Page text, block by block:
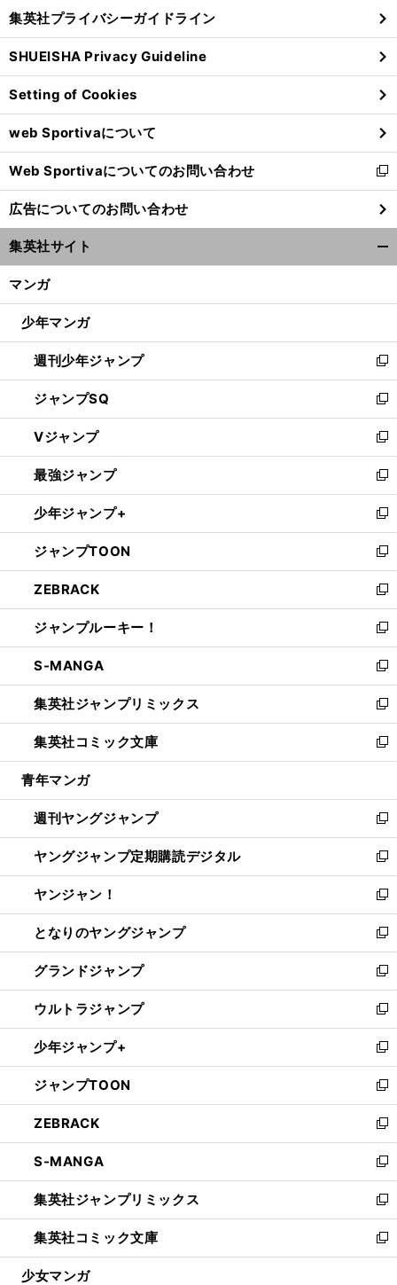
る
い
ウ
ィ
ン
ド
ウ
で
開
く
集英社プライバシーガイドライン
SHUEISHA Privacy Guideline
Setting of Cookies
web Sportivaについて
Web Sportivaについてのお問い合わせ
新
し
い
ウ
ィ
ン
ウ
開
く
広告についてのお問い合わせ
集英社サイト
マンガ
少年マンガ
週刊少年ジャンプ
新
し
い
ウ
ィ
ン
ド
ウ
で
開
く
ジャンプSQ
新
し
い
ウ
ィ
ン
ド
ウ
で
開
く
Vジャンプ
新
し
い
ウ
ィ
ン
ド
ウ
で
開
く
最強ジャンプ
新
し
い
ウ
ィ
ン
ド
ウ
で
開
く
少年ジャンプ+
新
し
い
ウ
ィ
ン
ド
ウ
で
開
く
ジャンプTOON
新
し
い
ウ
ィ
ン
ド
ウ
で
開
く
ZEBRACK
新
し
い
ウ
ィ
ン
ド
ウ
で
開
ジャンプルーキー！
新
し
い
ウ
ィ
ン
ド
ウ
開
く
S-MANGA
新
し
い
ウ
ィ
ン
ウ
で
開
く
集英社ジャンプリミックス
新
し
い
ウ
ン
ド
ウ
で
開
く
集英社コミック文庫
新
し
ウ
ィ
ン
ド
ウ
で
開
く
青年マンガ
週刊ヤングジャンプ
新
し
い
ウ
ィ
ン
ド
ウ
で
開
く
ヤングジャンプ定期購読デジタル
新
し
い
ウ
ィ
ン
ド
ウ
で
開
く
ヤンジャン！
新
し
い
ウ
ィ
ン
ド
ウ
で
開
く
となりのヤングジャンプ
新
し
い
ウ
ィ
ン
ド
ウ
で
開
く
グランドジャンプ
新
し
い
ウ
ィ
ン
ド
ウ
で
開
く
ウルトラジャンプ
新
し
い
ウ
ィ
ン
ド
ウ
で
開
く
少年ジャンプ+
新
し
い
ウ
ィ
ン
ド
ウ
で
開
く
ジャンプTOON
新
し
い
ウ
ィ
ン
ド
ウ
で
開
ZEBRACK
新
し
い
ウ
ィ
ン
ド
ウ
S-MANGA
新
し
い
ウ
ィ
ン
集英社ジャンプリミックス
新
し
い
ウ
集英社コミック文庫
新
し
少女マンガ